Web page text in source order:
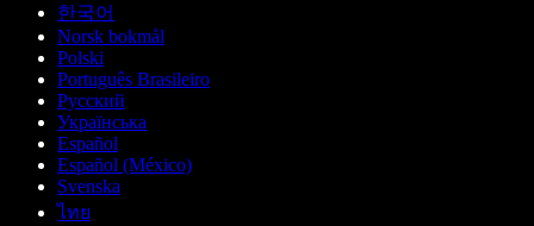
한국어
Norsk bokmål
Polski
Português Brasileiro
Русский
Українська
Español
Español (México)
Svenska
ไทย